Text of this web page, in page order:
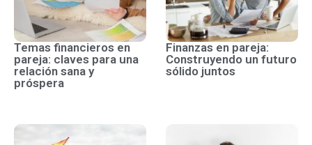
Temas financieros en
pareja: claves para una
relación sana y
próspera
Finanzas en pareja:
Construyendo un futuro
sólido juntos